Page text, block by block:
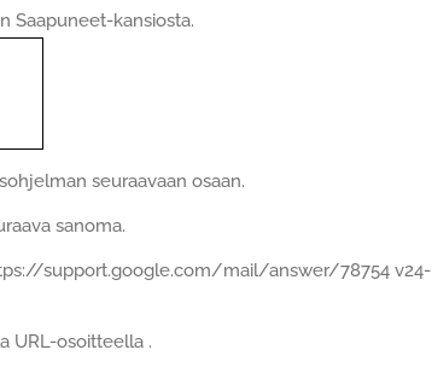
Saapuneet-kansiosta.
seuraavaan osaan.
sanoma.
support.google.com/mail/answer/78754 v24-
URL-osoitteella .